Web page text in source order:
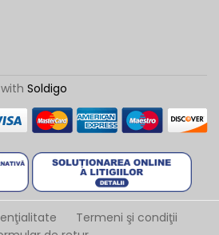
Soldigo
Termeni şi condiţii